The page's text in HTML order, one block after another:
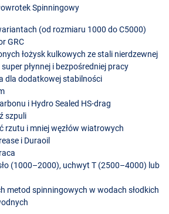
Spinningowy
(od rozmiaru 1000 do C5000)
GRC
łożysk kulkowych ze stali nierdzewnej
płynnej i bezpośredniej pracy
dla dodatkowej stabilności
i Hydro Sealed HS-drag
szpuli
rzutu i mniej węzłów wiatrowych
i Duraoil
(1000–2000), uchwyt T (2500–4000) lub
metod spinningowych w wodach słodkich